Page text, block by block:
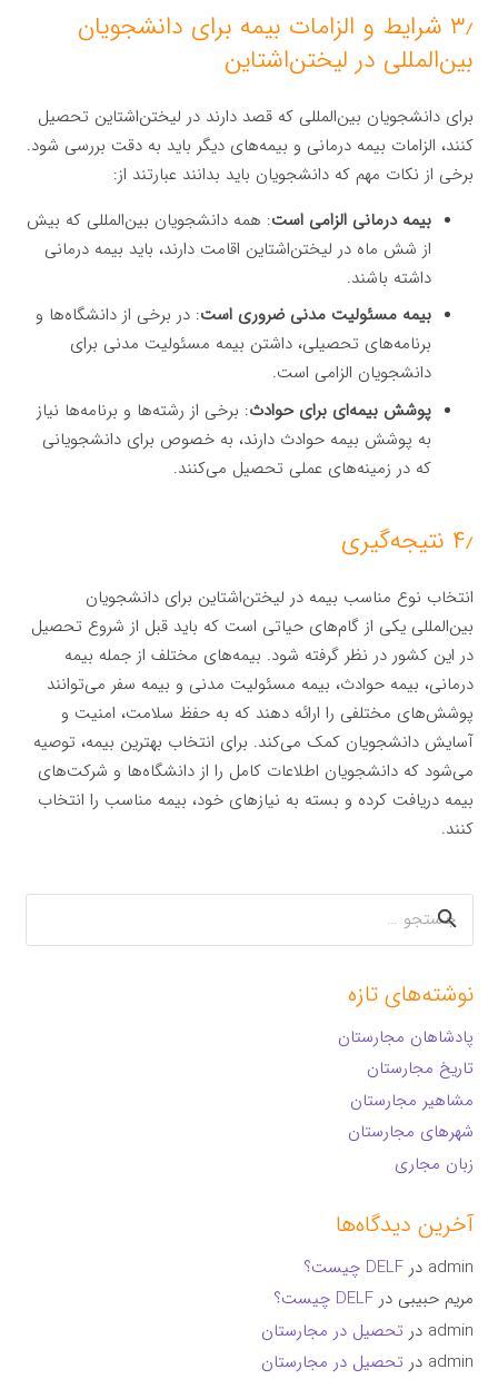
۳٫ شرایط و الزامات بیمه برای دانشجویان
بین‌المللی در لیختن‌اشتاین
برای دانشجویان بین‌المللی که قصد دارند در لیختن‌اشتاین تحصیل
کنند، الزامات بیمه درمانی و بیمه‌های دیگر باید به دقت بررسی شود.
برخی از نکات مهم که دانشجویان باید بدانند عبارتند از:
بیمه درمانی الزامی است: همه دانشجویان بین‌المللی که بیش
از شش ماه در لیختن‌اشتاین اقامت دارند، باید بیمه درمانی
داشته باشند.
بیمه مسئولیت مدنی ضروری است: در برخی از دانشگاه‌ها و
برنامه‌های تحصیلی، داشتن بیمه مسئولیت مدنی برای
دانشجویان الزامی است.
پوشش بیمه‌ای برای حوادث: برخی از رشته‌ها و برنامه‌ها نیاز
به پوشش بیمه حوادث دارند، به خصوص برای دانشجویانی
که در زمینه‌های عملی تحصیل می‌کنند.
۴٫ نتیجه‌گیری
انتخاب نوع مناسب بیمه در لیختن‌اشتاین برای دانشجویان
بین‌المللی یکی از گام‌های حیاتی است که باید قبل از شروع تحصیل
در این کشور در نظر گرفته شود. بیمه‌های مختلف از جمله بیمه
درمانی، بیمه حوادث، بیمه مسئولیت مدنی و بیمه سفر می‌توانند
پوشش‌های مختلفی را ارائه دهند که به حفظ سلامت، امنیت و
آسایش دانشجویان کمک می‌کند. برای انتخاب بهترین بیمه، توصیه
می‌شود که دانشجویان اطلاعات کامل را از دانشگاه‌ها و شرکت‌های
بیمه دریافت کرده و بسته به نیازهای خود، بیمه مناسب را انتخاب
کنند.
جستجو
برای:
نوشته‌های تازه
پادشاهان مجارستان
تاریخ مجارستان
مشاهیر مجارستان
شهرهای مجارستان
زبان مجاری
آخرین دیدگاه‌ها
admin درDELF چیست؟
مریم حبیبی درDELF چیست؟
admin در تحصیل در مجارستان
admin در تحصیل در مجارستان